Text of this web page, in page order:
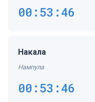
00:53:47
Накала
Нампула
00:53:47